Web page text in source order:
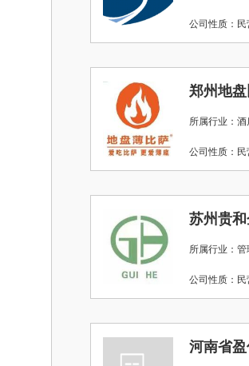
公司性质
郑州地
所属行业：酒
公司性质
所属行业：
公司性质
河南省